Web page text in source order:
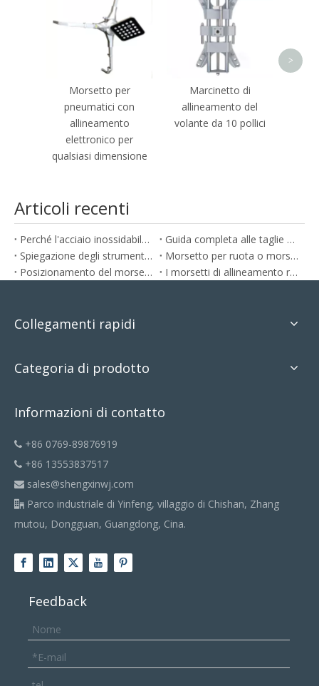
Morsetto per
pneumatici con
allineamento
elettronico per
qualsiasi dimensione
Marcinetto di
allineamento del
volante da 10 pollici
>
Articoli recenti
Perché l'acciaio inossidabile e l'alluminio sono ideali per le pinze per l'allineamento delle ruote
Guida completa alle taglie per morsetti per allineamento ruote da 10 pollici a 24 pollici
Spiegazione degli strumenti per l'allineamento delle ruote: come allineare la tua auto a casa nel modo giusto
Morsetto per ruota o morsetto per pneumatico: quale ti serve?
Posizionamento del morsetto per l'allineamento delle ruote: è importante?
I morsetti di allineamento ruote di precisione sono più precisi?
Collegamenti rapidi
Categoria di prodotto
Informazioni di contatto
 +86 0769-89876919
 +86 13553837517
 sales@shengxinwj.com
 Parco industriale di Yinfeng, villaggio di Chishan, Zhang
mutou, Dongguan, Guangdong, Cina.
Feedback